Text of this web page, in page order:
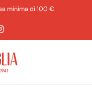
minima di 100 €